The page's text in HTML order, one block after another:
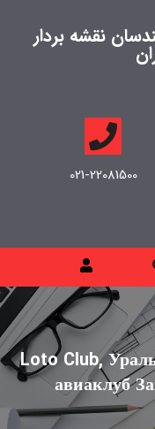
نقشه بردار
021-22081500
Loto Club,
авиаклуб